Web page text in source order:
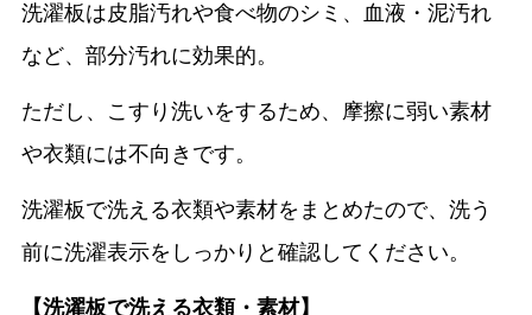
洗濯板は皮脂汚れや食べ物のシミ、血液・泥汚れ
など、部分汚れに効果的。
ただし、こすり洗いをするため、摩擦に弱い素材
や衣類には不向きです。
洗濯板で洗える衣類や素材をまとめたので、洗う
前に洗濯表示をしっかりと確認してください。
【洗濯板で洗える衣類・素材】